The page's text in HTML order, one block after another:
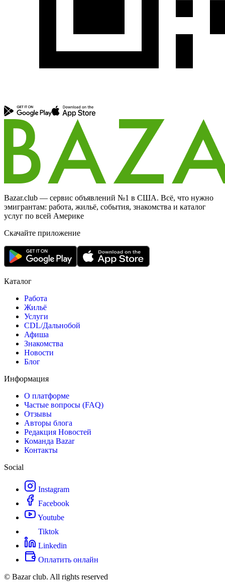
Bazar.club — сервис объявлений №1 в США. Всё, что нужно
эмигрантам: работа, жильё, события, знакомства и каталог
услуг по всей Америке
Скачайте приложение
Каталог
Работа
Жильё
Услуги
CDL/Дальнобой
Афиша
Знакомства
Новости
Блог
Информация
О платформе
Частые вопросы (FAQ)
Отзывы
Авторы блога
Редакция Новостей
Команда Bazar
Контакты
Social
Instagram
Facebook
Youtube
Tiktok
Linkedin
Оплатить онлайн
© Bazar club. All rights reserved